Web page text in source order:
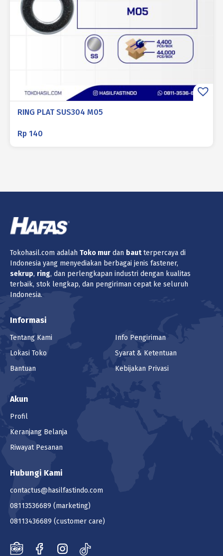
RING PLAT SUS304 M05
Rp 140
Tokohasil.com adalah Toko mur dan bautterpercaya di
Indonesia yang menyediakan berbagai jenis fastener,
sekrup, ring, dan perlengkapan industri dengan kualitas
terbaik, stok lengkap, dan pengiriman cepat ke seluruh
Indonesia.
Informasi
Tentang Kami
Lokasi Toko
Bantuan
Info Pengiriman
Syarat & Ketentuan
Kebijakan Privasi
Akun
Profil
Keranjang Belanja
Riwayat Pesanan
Hubungi Kami
contactus@hasilfastindo.com
08113536689 (marketing)
08113436689 (customer care)